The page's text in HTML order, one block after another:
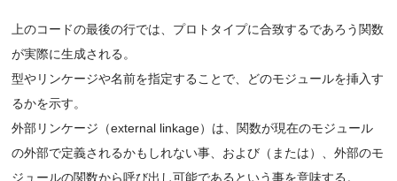
上のコードの最後の行では、プロトタイプに合致するであろう関数
が実際に生成される。
型やリンケージや名前を指定することで、どのモジュールを挿入す
るかを示す。
外部リンケージ（external linkage）は、関数が現在のモジュール
の外部で定義されるかもしれない事、および（または）、外部のモ
ジュールの関数から呼び出し可能であるという事を意味する。